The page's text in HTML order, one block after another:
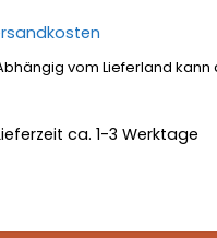
vom Lieferland
ca. 1-3 Werktage